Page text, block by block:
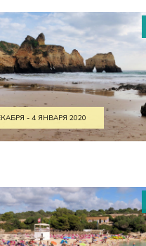
- 4 ЯНВАРЯ 2020